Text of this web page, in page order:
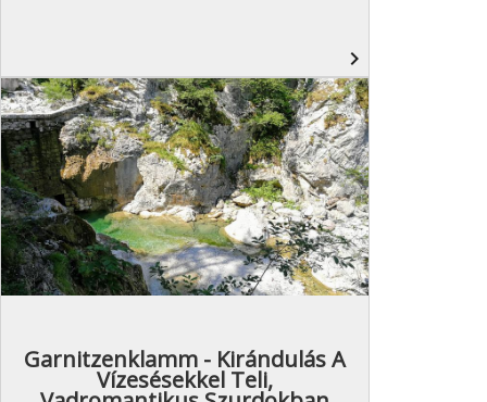
navigate_next
Garnitzenklamm - Kirándulás A
Vízesésekkel Teli,